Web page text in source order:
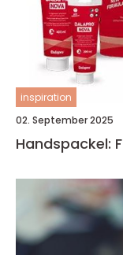
inspiration
02. September 2025
Handspackel: